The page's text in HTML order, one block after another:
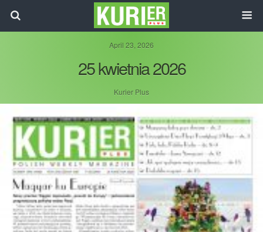
April 23, 2026
25 kwietnia 2026
Kurier Plus